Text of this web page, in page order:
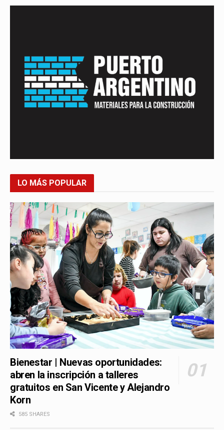
LO MÁS POPULAR
Bienestar | Nuevas oportunidades:
abren la inscripción a talleres
gratuitos en San Vicente y Alejandro
Korn
585 SHARES